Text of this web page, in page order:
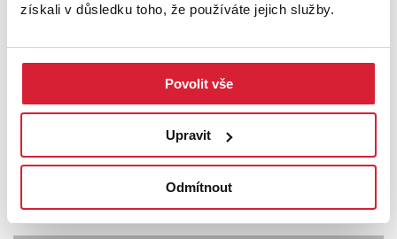
získali v důsledku toho, že používáte jejich služby.
Povolit vše
Upravit
Odmítnout
Prodej bytu 3+kk 85 m2 Federova, Praha